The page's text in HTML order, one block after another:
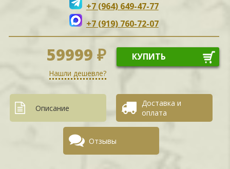
+7 (964) 649-47-77
+7 (919) 760-72-07
59999 ₽ КУПИТЬ
Нашли дешевле?
Описание
Доставка и
оплата
Отзывы